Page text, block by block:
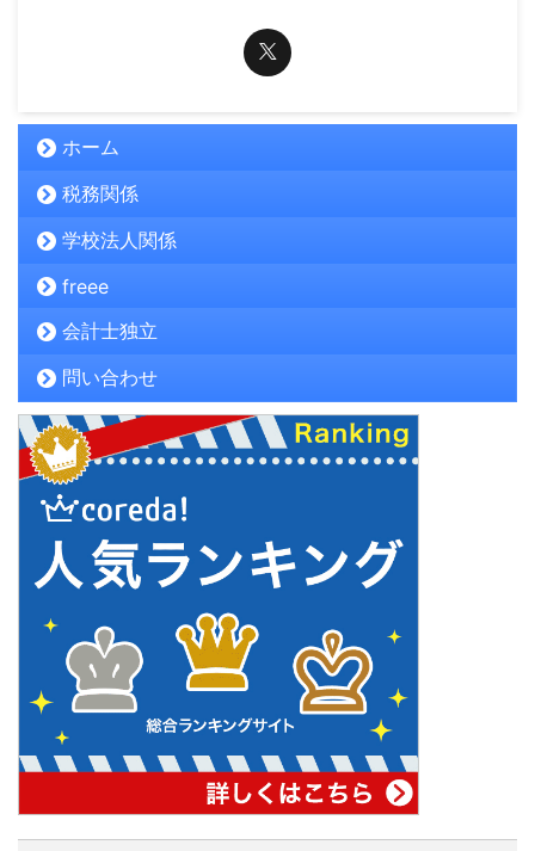
ホーム
税務関係
学校法人関係
freee
会計士独立
問い合わせ